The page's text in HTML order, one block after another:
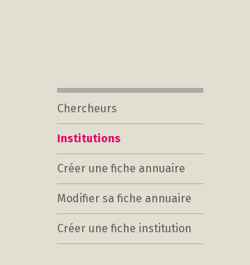
Chercheurs
Institutions
Créer une fiche annuaire
Modifier sa fiche annuaire
Créer une fiche institution